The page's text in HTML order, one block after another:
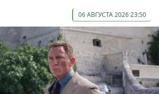
06 АВГУСТА 2026 23:50